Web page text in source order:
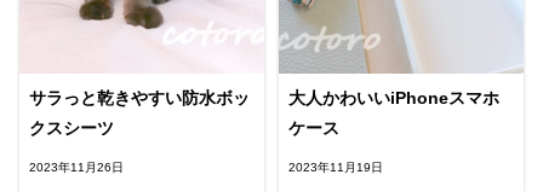
サラっと乾きやすい防水ボッ
クスシーツ
2023年11月26日
大人かわいいiPhoneスマホ
ケース
2023年11月19日